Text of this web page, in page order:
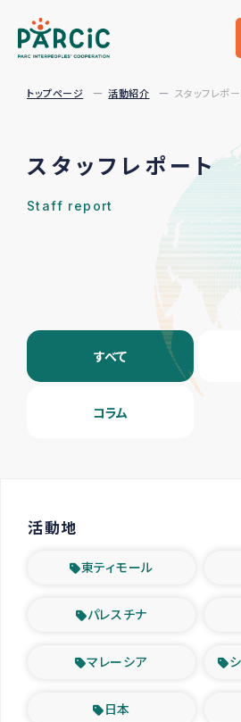
トップページ 活動紹介 スタッフレポー
スタッフレポート
Staff report
すべて
コラム
活動地
東ティモール
パレスチナ
マレーシア
日本